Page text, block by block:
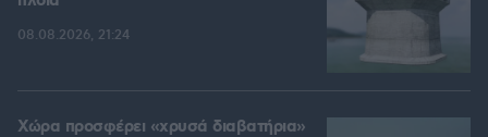
08.08.2026, 21:24
Χώρα προσφέρει «χρυσά διαβατήρια»